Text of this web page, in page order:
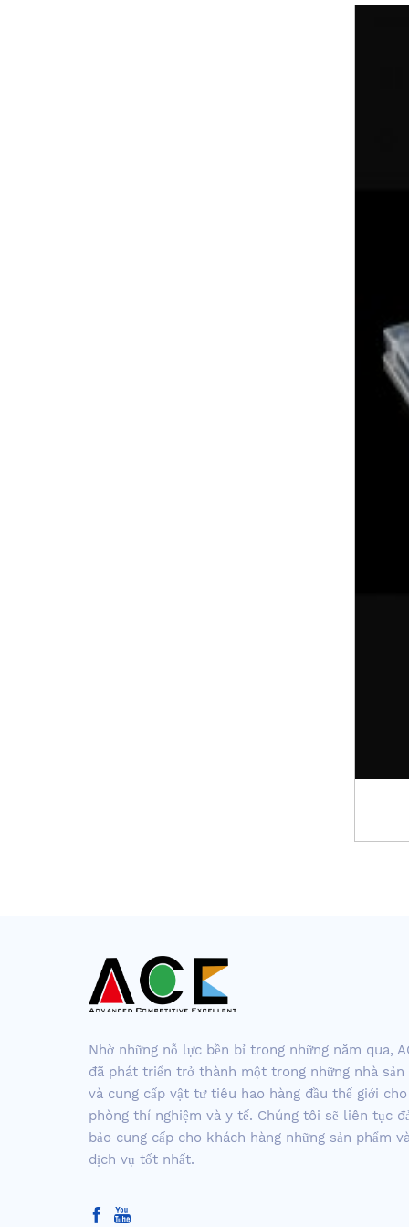
Nhờ những nỗ lực bền bỉ trong những năm qua,
đã phát triển trở thành một trong những nhà sản
và cung cấp vật tư tiêu hao hàng đầu thế giới cho
phòng thí nghiệm và y tế. Chúng tôi sẽ liên tục
bảo cung cấp cho khách hàng những sản phẩm
dịch vụ tốt nhất.